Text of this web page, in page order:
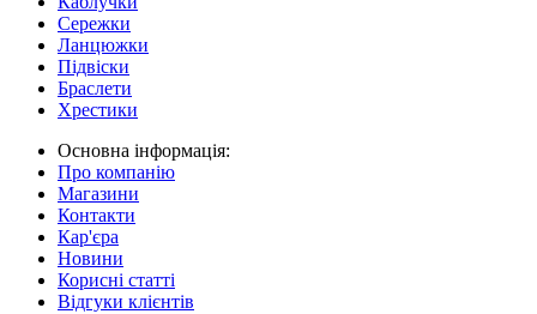
Сережки
Ланцюжки
Підвіски
Браслети
Хрестики
Основна інформація:
Про компанію
Магазини
Контакти
Кар'єра
Новини
Корисні статті
Відгуки клієнтів